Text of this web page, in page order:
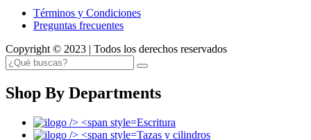
Términos y Condiciones
Preguntas frecuentes
Copyright © 2023 | Todos los derechos reservados
Shop By Departments
Escritura
Tazas y cilindros